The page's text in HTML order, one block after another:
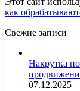
как
Свежие записи
Накрутка
07.12.2025